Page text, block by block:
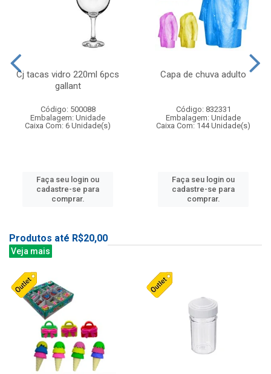
Cj tacas vidro 220ml 6pcs
gallant
Código: 500088
Embalagem: Unidade
Caixa Com: 6 Unidade(s)
Faça seu login ou
cadastre-se para
comprar.
Capa de chuva adulto
Código: 832331
Embalagem: Unidade
Caixa Com: 144 Unidade(s)
Faça seu login ou
cadastre-se para
comprar.
Produtos até R$20,00
Veja mais